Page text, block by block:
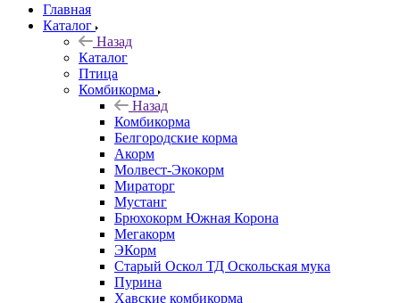
Главная
Каталог
Назад
Каталог
Птица
Комбикорма
Назад
Комбикорма
Белгородские корма
Акорм
Молвест-Экокорм
Мираторг
Мустанг
Брюхокорм Южная Корона
Мегакорм
ЭКорм
Старый Оскол ТД Оскольская мука
Пурина
Хавские комбикорма